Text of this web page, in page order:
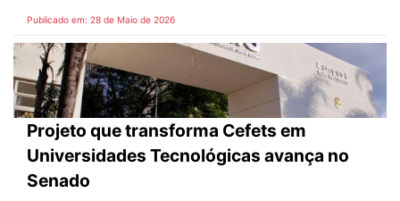
Publicado em: 28 de Maio de 2026
Projeto que transforma Cefets em
Universidades Tecnológicas avança no
Senado